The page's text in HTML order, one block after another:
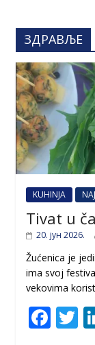
ЗДРАВЉЕ
KUHINJA
Tivat u
20. јун 2026.
Žućenica je
ima svoj
vekovima
F T